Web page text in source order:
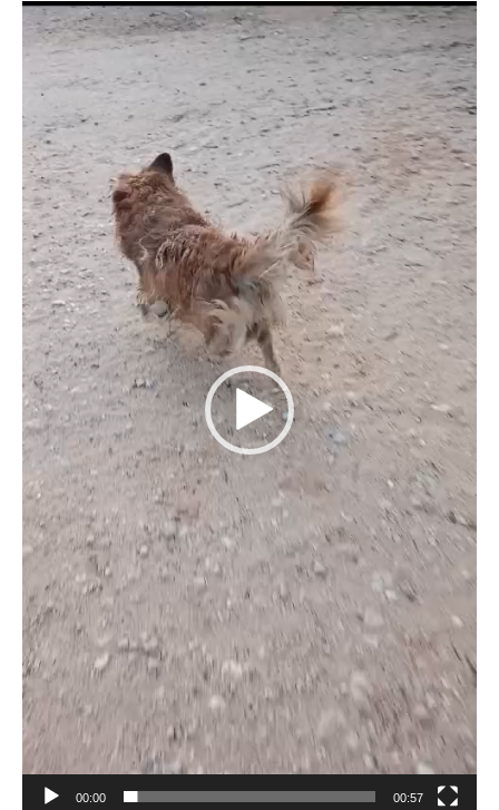
Lecteur
vidéo
00:00 00:57